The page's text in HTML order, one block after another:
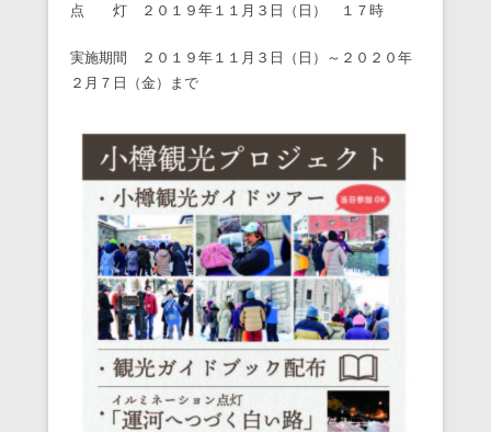
点 灯 ２０１９年１１月３日（日） １７時
実施期間 ２０１９年１１月３日（日）～２０２０年
２月７日（金）まで